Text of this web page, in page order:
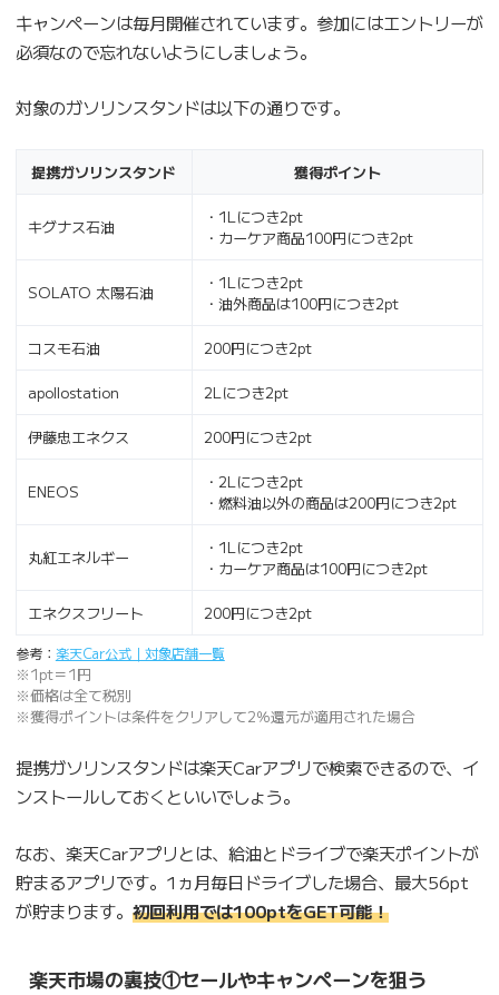
キャンペーンは毎月開催されています。参加にはエントリーが
必須なので忘れないようにしましょう。
対象のガソリンスタンドは以下の通りです。
提携ガソリンスタンド 獲得ポイント
キグナス石油
・1Lにつき2pt
・カーケア商品100円につき2pt
SOLATO 太陽石油
・1Lにつき2pt
・油外商品は100円につき2pt
コスモ石油 200円につき2pt
apollostation 2Lにつき2pt
伊藤忠エネクス 200円につき2pt
ENEOS
・2Lにつき2pt
・燃料油以外の商品は200円につき2pt
丸紅エネルギー
・1Lにつき2pt
・カーケア商品は100円につき2pt
エネクスフリート 200円につき2pt
参考： 楽天Car公式｜対象店舗一覧
※1pt＝1円
※価格は全て税別
※獲得ポイントは条件をクリアして2％還元が適用された場合
提携ガソリンスタンドは楽天Carアプリで検索できるので、イ
ンストールしておくといいでしょう。
なお、楽天Carアプリとは、給油とドライブで楽天ポイントが
貯まるアプリです。1ヵ月毎日ドライブした場合、最大56pt
が貯まります。 初回利用では100ptをGET可能！
楽天市場の裏技①セールやキャンペーンを狙う